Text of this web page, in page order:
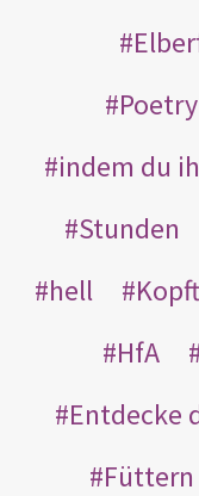
indem du
Stunden
hell
HfA
Entdecke
Füttern